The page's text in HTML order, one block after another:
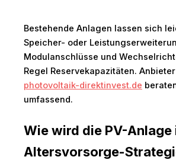
Bestehende Anlagen lassen sich
Speicher- oder
Modulanschlüsse und
Regel Reservekapazitäten.
photovoltaik-direktinvest.de
umfassend.
Wie wird die PV-Anlage
Altersvorsorge-